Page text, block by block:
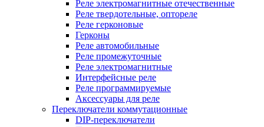
Реле электромагнитные отечественные
Реле твердотельные, оптореле
Реле герконовые
Герконы
Реле автомобильные
Реле промежуточные
Реле электромагнитные
Интерфейсные реле
Реле программируемые
Аксессуары для реле
Переключатели коммутационные
DIP-переключатели